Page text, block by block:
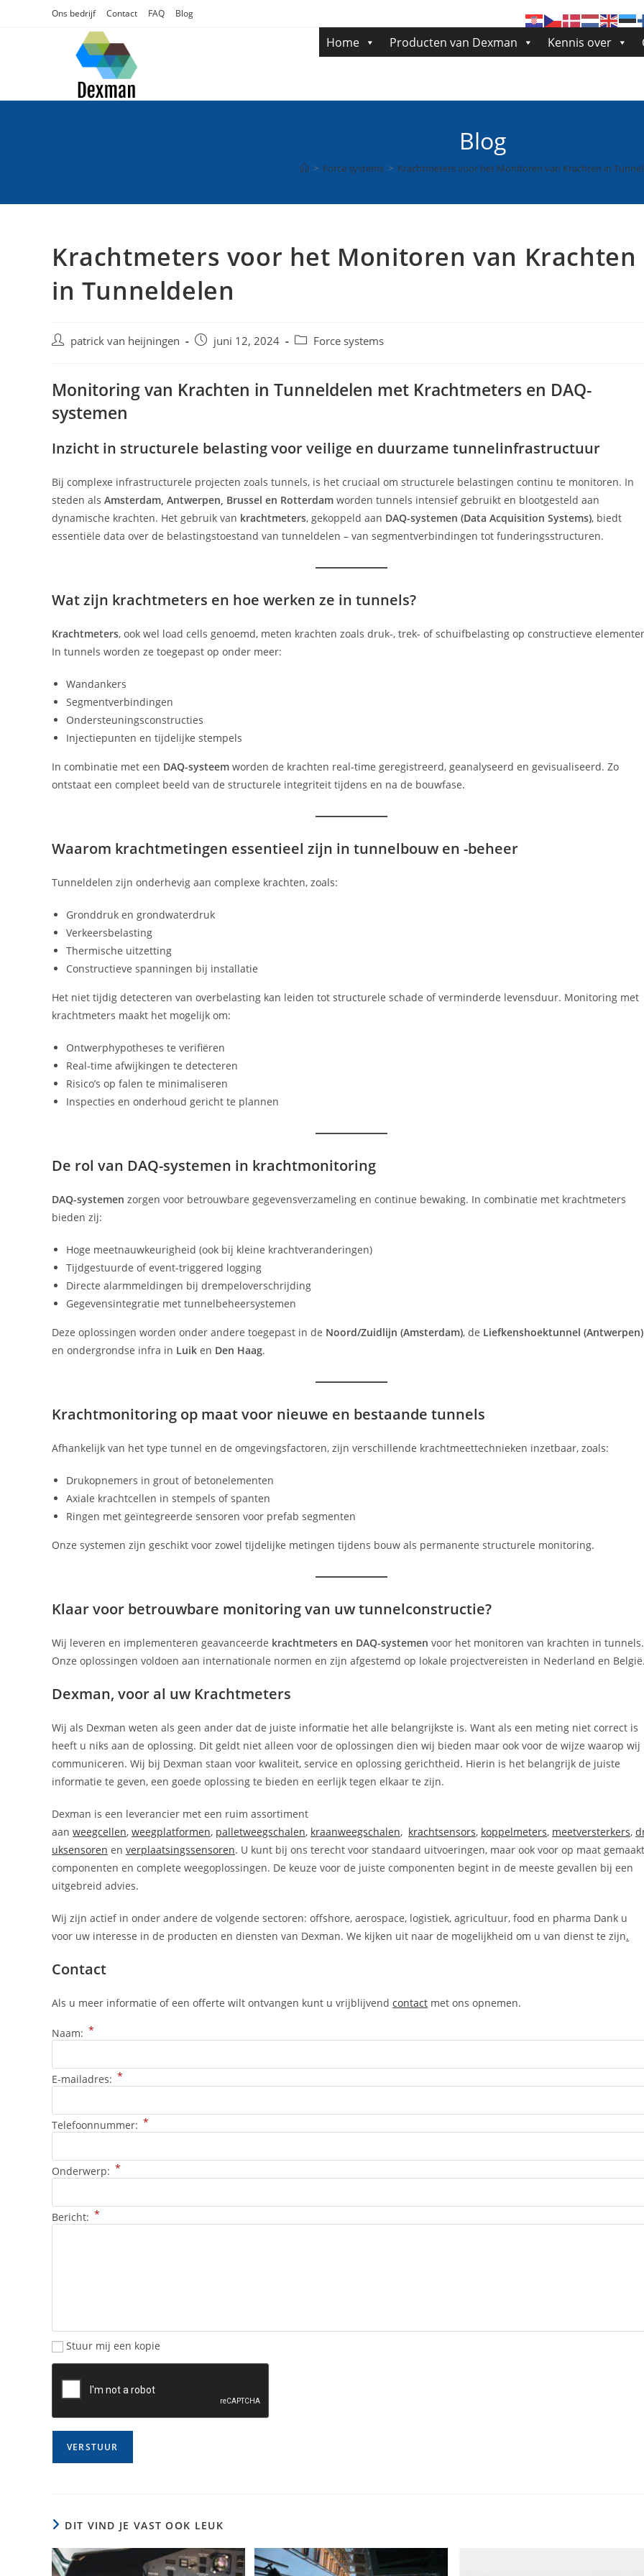
Ons bedrijf Contact FAQ Blog
Home Producten van Dexman Kennis over
Blog
> Force systems > Krachtmeters voor het Monitoren van Krachten in
Krachtmeters voor het Monitoren van Krachten
in Tunneldelen
Berichtpatrick van heijningen
Berichtjuni 12, 2024 Berichtcategorie:
Force systems
Monitoring van Krachten in Tunneldelen met Krachtmeters en DAQ-
systemen
Inzicht in structurele belasting voor veilige en duurzame tunnelinfrastructuur
Bij complexe infrastructurele projecten zoals tunnels, is het cruciaal om structurele belastingen continu te monitoren. In
steden als Amsterdam, Antwerpen, Brussel en Rotterdam worden tunnels intensief gebruikt en blootgesteld aan
dynamische krachten. Het gebruik van krachtmeters, gekoppeld aan DAQ-systemen (Data Acquisition Systems), biedt
essentiële data over de belastingstoestand van tunneldelen – van segmentverbindingen tot funderingsstructuren.
Wat zijn krachtmeters en hoe werken ze in tunnels?
Krachtmeters, ook wel load cells genoemd, meten krachten zoals druk-, trek- of schuifbelasting op constructieve
In tunnels worden ze toegepast op onder meer:
Wandankers
Segmentverbindingen
Ondersteuningsconstructies
Injectiepunten en tijdelijke stempels
In combinatie met een DAQ-systeem worden de krachten real-time geregistreerd, geanalyseerd en gevisualiseerd. Zo
ontstaat een compleet beeld van de structurele integriteit tijdens en na de bouwfase.
Waarom krachtmetingen essentieel zijn in tunnelbouw en -beheer
Tunneldelen zijn onderhevig aan complexe krachten, zoals:
Gronddruk en grondwaterdruk
Verkeersbelasting
Thermische uitzetting
Constructieve spanningen bij installatie
Het niet tijdig detecteren van overbelasting kan leiden tot structurele schade of verminderde levensduur. Monitoring met
krachtmeters maakt het mogelijk om:
Ontwerphypotheses te verifiëren
Real-time afwijkingen te detecteren
Risico’s op falen te minimaliseren
Inspecties en onderhoud gericht te plannen
De rol van DAQ-systemen in krachtmonitoring
DAQ-systemen zorgen voor betrouwbare gegevensverzameling en continue bewaking. In combinatie met krachtmeters
bieden zij:
Hoge meetnauwkeurigheid (ook bij kleine krachtveranderingen)
Tijdgestuurde of event-triggered logging
Directe alarmmeldingen bij drempeloverschrijding
Gegevensintegratie met tunnelbeheersystemen
Deze oplossingen worden onder andere toegepast in de Noord/Zuidlijn (Amsterdam), de Liefkenshoektunnel (Antwerpen)
en ondergrondse infra in Luik en Den Haag.
Krachtmonitoring op maat voor nieuwe en bestaande tunnels
Afhankelijk van het type tunnel en de omgevingsfactoren, zijn verschillende krachtmeettechnieken inzetbaar, zoals:
Drukopnemers in grout of betonelementen
Axiale krachtcellen in stempels of spanten
Ringen met geïntegreerde sensoren voor prefab segmenten
Onze systemen zijn geschikt voor zowel tijdelijke metingen tijdens bouw als permanente structurele monitoring.
Klaar voor betrouwbare monitoring van uw tunnelconstructie?
Wij leveren en implementeren geavanceerde krachtmeters en DAQ-systemen voor het monitoren van krachten in tunnels.
Onze oplossingen voldoen aan internationale normen en zijn afgestemd op lokale projectvereisten in Nederland en België.
Dexman, voor al uw Krachtmeters
Wij als Dexman weten als geen ander dat de juiste informatie het alle belangrijkste is. Want als een meting niet correct is
heeft u niks aan de oplossing. Dit geldt niet alleen voor de oplossingen dien wij bieden maar ook voor de wijze waarop wij
communiceren. Wij bij Dexman staan voor kwaliteit, service en oplossing gerichtheid. Hierin is het belangrijk de juiste
informatie te geven, een goede oplossing te bieden en eerlijk tegen elkaar te zijn.
Dexman is een leverancier met een ruim assortiment
aan weegcellen, weegplatformen, palletweegschalen, kraanweegschalen, krachtsensors, koppelmeters, meetversterkers,
uksensoren en verplaatsingssensoren. U kunt bij ons terecht voor standaard uitvoeringen, maar ook voor op maat
componenten en complete weegoplossingen. De keuze voor de juiste componenten begint in de meeste gevallen bij een
uitgebreid advies.
Wij zijn actief in onder andere de volgende sectoren: offshore, aerospace, logistiek, agricultuur, food en pharma Dank u
voor uw interesse in de producten en diensten van Dexman. We kijken uit naar de mogelijkheid om u van dienst te zijn.
Contact
Als u meer informatie of een offerte wilt ontvangen kunt u vrijblijvend contact met ons opnemen.
Naam: *
E-mailadres: *
Telefoonnummer: *
Onderwerp: *
Bericht: *
Stuur mij een kopie
DIT VIND JE VAST OOK LEUK